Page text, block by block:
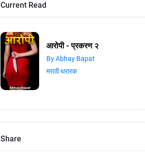
Current Read
आरोपी - प्रकरण २
By Abhay Bapat
मराठी थरारक
Share